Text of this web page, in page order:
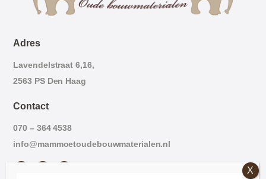
Adres
Lavendelstraat 6,16,
2563 PS Den Haag
Contact
070 – 364 4538
info@mammoetoudebouwmaterialen.nl